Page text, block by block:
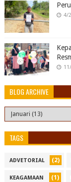
4/
BLOG ARCHIVE
TAGS
ADVETORIAL (2)
KEAGAMAAN (1)